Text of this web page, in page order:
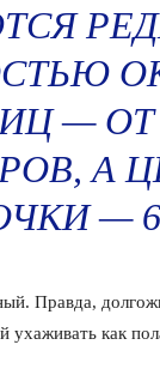
— ОТ
А
—
Правда,
ухаживать как